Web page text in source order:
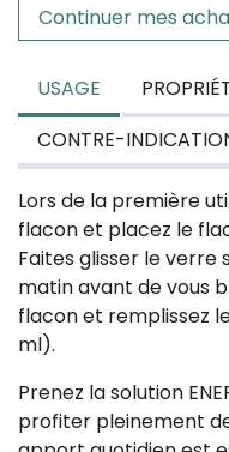
Continuer mes
USAGE
CONTRE-
Lors de la première
flacon et placez le
Faites glisser le verre
matin avant de vous
flacon et remplissez
ml).
Prenez la solution
profiter pleinement